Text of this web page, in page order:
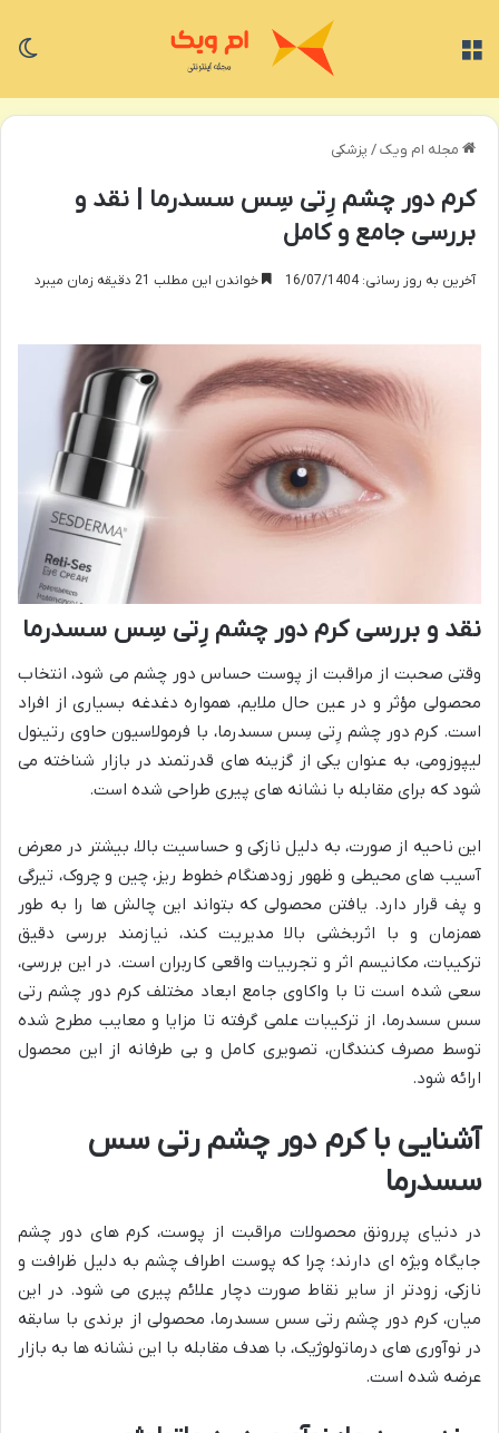
مجله ام ویک/ پزشکی
کرم دور چشم رِتی سِس سسدرما | نقد و
بررسی جامع و کامل
آخرین به روز رسانی: 16/07/1404 خواندن این مطلب 21 دقیقه زمان میبرد
نقد و بررسی کرم دور چشم رِتی سِس سسدرما
وقتی صحبت از مراقبت از پوست حساس دور چشم می شود، انتخاب
محصولی مؤثر و در عین حال ملایم، همواره دغدغه بسیاری از افراد
است. کرم دور چشم رِتی سِس سسدرما، با فرمولاسیون حاوی رتینول
لیپوزومی، به عنوان یکی از گزینه های قدرتمند در بازار شناخته می
شود که برای مقابله با نشانه های پیری طراحی شده است.
این ناحیه از صورت، به دلیل نازکی و حساسیت بالا، بیشتر در معرض
آسیب های محیطی و ظهور زودهنگام خطوط ریز، چین و چروک، تیرگی
و پف قرار دارد. یافتن محصولی که بتواند این چالش ها را به طور
همزمان و با اثربخشی بالا مدیریت کند، نیازمند بررسی دقیق
ترکیبات، مکانیسم اثر و تجربیات واقعی کاربران است. در این بررسی،
سعی شده است تا با واکاوی جامع ابعاد مختلف کرم دور چشم رتی
سس سسدرما، از ترکیبات علمی گرفته تا مزایا و معایب مطرح شده
توسط مصرف کنندگان، تصویری کامل و بی طرفانه از این محصول
ارائه شود.
آشنایی با کرم دور چشم رتی سس
سسدرما
در دنیای پررونق محصولات مراقبت از پوست، کرم های دور چشم
جایگاه ویژه ای دارند؛ چرا که پوست اطراف چشم به دلیل ظرافت و
نازکی، زودتر از سایر نقاط صورت دچار علائم پیری می شود. در این
میان، کرم دور چشم رتی سس سسدرما، محصولی از برندی با سابقه
در نوآوری های درماتولوژیک، با هدف مقابله با این نشانه ها به بازار
عرضه شده است.